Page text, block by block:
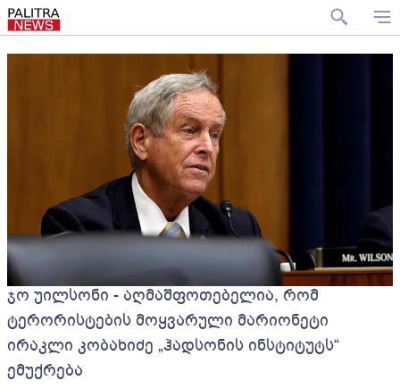
ჯო უილსონი - აღმაშფოთებელია, რომ
ტერორისტების მოყვარული მარიონეტი
ირაკლი კობახიძე „ჰადსონის ინსტიტუტს“
ემუქრება